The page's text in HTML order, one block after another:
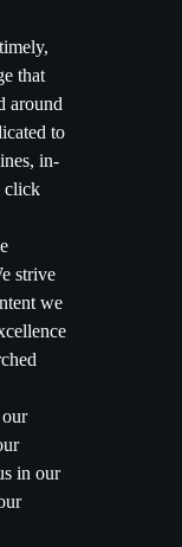
that
around
to
in-
click
strive
we
in our